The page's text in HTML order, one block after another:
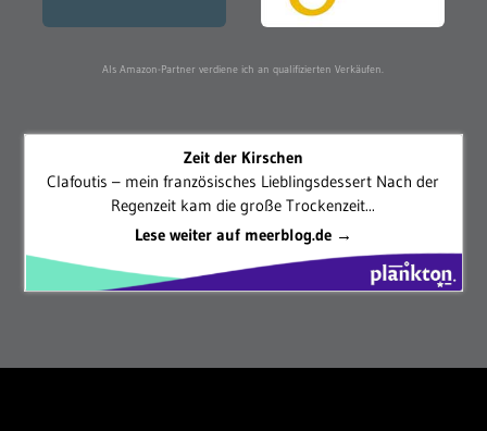
Als Amazon-Partner verdiene ich an qualifizierten Verkäufen.
Zeit der Kirschen
Clafoutis – mein französisches Lieblingsdessert Nach der
Regenzeit kam die große Trockenzeit...
Lese weiter auf meerblog.de →